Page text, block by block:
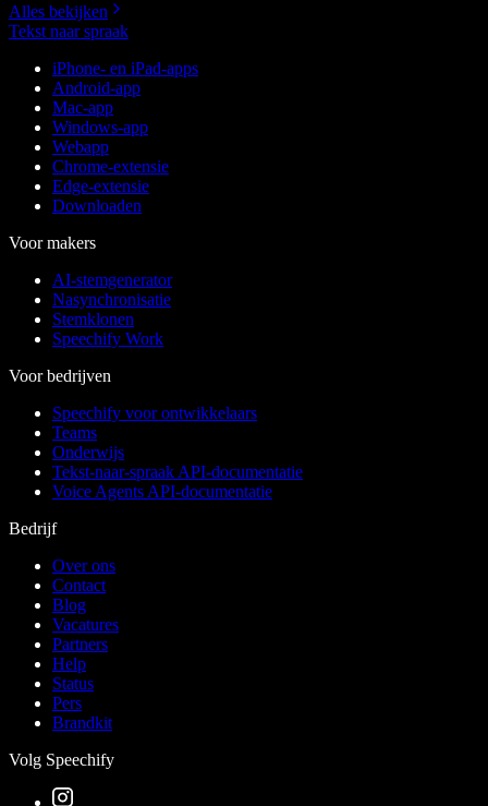
Alles bekijken
Tekst naar spraak
iPhone- en iPad-apps
Android-app
Mac-app
Windows-app
Webapp
Chrome-extensie
Edge-extensie
Downloaden
Voor makers
AI-stemgenerator
Nasynchronisatie
Stemklonen
Speechify Work
Voor bedrijven
Speechify voor ontwikkelaars
Teams
Onderwijs
Tekst-naar-spraak API-documentatie
Voice Agents API-documentatie
Bedrijf
Over ons
Contact
Blog
Vacatures
Partners
Help
Status
Pers
Brandkit
Volg Speechify